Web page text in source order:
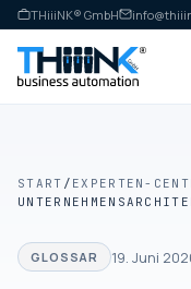
THiiiNK® GmbH
START / EXPERTEN-
GLOSSAR 19. Juni